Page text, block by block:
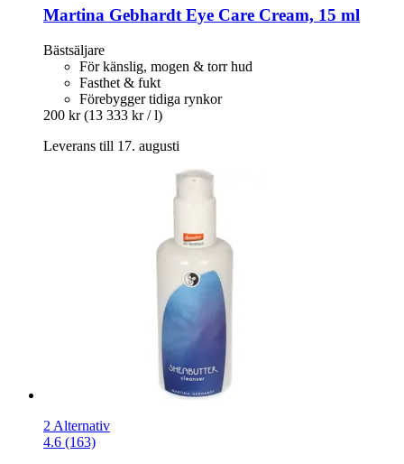
Martina Gebhardt Eye Care Cream, 15 ml
Bästsäljare
För känslig, mogen & torr hud
Fasthet & fukt
Förebygger tidiga rynkor
200 kr (13 333 kr / l)
Leverans till 17. augusti
2 Alternativ
4.6 (163)